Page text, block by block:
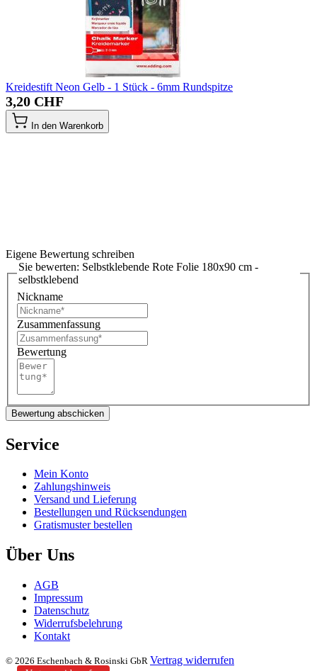
Kreidestift Neon Gelb - 1 Stück - 6mm Rundspitze
3,20 CHF
In den Warenkorb
Eigene Bewertung schreiben
Sie bewerten: Selbstklebende Rote Folie 180x90 cm -
selbstklebend
Nickname
Zusammenfassung
Bewertung
Bewertung abschicken
Service
Mein Konto
Zahlungshinweis
Versand und Lieferung
Bestellungen und Rücksendungen
Gratismuster bestellen
Über Uns
AGB
Impressum
Datenschutz
Widerrufsbelehrung
Kontakt
© 2026 Eschenbach & Rosinski GbR Vertrag widerrufen